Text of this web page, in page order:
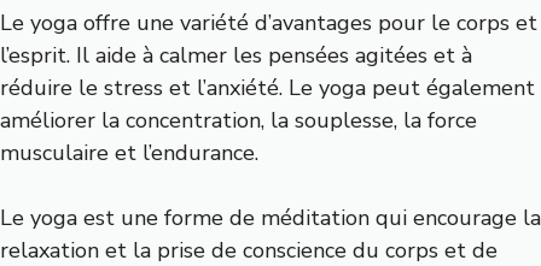
Le yoga offre une variété d’avantages pour le corps et
l’esprit. Il aide à calmer les pensées agitées et à
réduire le stress et l’anxiété. Le yoga peut également
améliorer la concentration, la souplesse, la force
musculaire et l’endurance.
Le yoga est une forme de méditation qui encourage la
relaxation et la prise de conscience du corps et de